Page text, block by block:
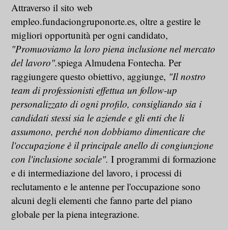
Attraverso il sito web
empleo.fundaciongruponorte.es, oltre a gestire le
migliori opportunità per ogni candidato,
"Promuoviamo la loro piena inclusione nel mercato
del lavoro".spiega Almudena Fontecha. Per
raggiungere questo obiettivo, aggiunge, "Il nostro
team di professionisti effettua un follow-up
personalizzato di ogni profilo, consigliando sia i
candidati stessi sia le aziende e gli enti che li
assumono, perché non dobbiamo dimenticare che
l'occupazione è il principale anello di congiunzione
con l'inclusione sociale".I programmi di formazione
e di intermediazione del lavoro, i processi di
reclutamento e le antenne per l'occupazione sono
alcuni degli elementi che fanno parte del piano
globale per la piena integrazione.